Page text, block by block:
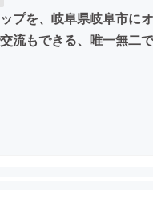
を、岐阜県岐阜市に
もできる、唯一無二